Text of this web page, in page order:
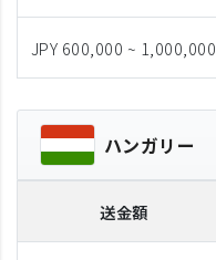
JPY 600,000 ~ 1,000,000
ハンガリー
送金額